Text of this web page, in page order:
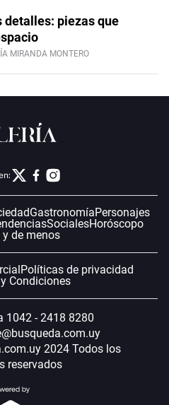
detalles: piezas que
MIRANDA MONTERO
GastronomíaPersonajes
SocialesHoróscopo
y de menos
Políticas de privacidad
Condiciones
1042 - 2418 8280
2024 Todos los
reservados